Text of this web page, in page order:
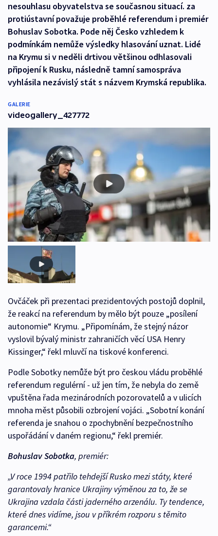
nesouhlasu obyvatelstva se současnou situací. za
protiústavní považuje proběhlé referendum i premiér
Bohuslav Sobotka. Pode něj Česko vzhledem k
podmínkám nemůže výsledky hlasování uznat. Lidé
na Krymu si v neděli drtivou většinou odhlasovali
připojení k Rusku, následně tamní samospráva
vyhlásila nezávislý stát s názvem Krymská republika.
GALERIE
videogallery_427772
Ovčáček při prezentaci prezidentových postojů doplnil,
že reakcí na referendum by mělo být pouze „posílení
autonomie“ Krymu. „Připomínám, že stejný názor
vyslovil bývalý ministr zahraničích věcí USA Henry
Kissinger,“ řekl mluvčí na tiskové konferenci.
Podle Sobotky nemůže být pro českou vládu proběhlé
referendum regulérní - už jen tím, že nebyla do země
vpuštěna řada mezinárodních pozorovatelů a v ulicích
mnoha měst působili ozbrojení vojáci. „Sobotní konání
referenda je snahou o zpochybnění bezpečnostního
uspořádání v daném regionu,“ řekl premiér.
Bohuslav Sobotka, premiér:
„V roce 1994 patřilo tehdejší Rusko mezi státy, které
garantovaly hranice Ukrajiny výměnou za to, že se
Ukrajina vzdala části jaderného arzenálu. Ty tendence,
které dnes vidíme, jsou v příkrém rozporu s těmito
garancemi.“